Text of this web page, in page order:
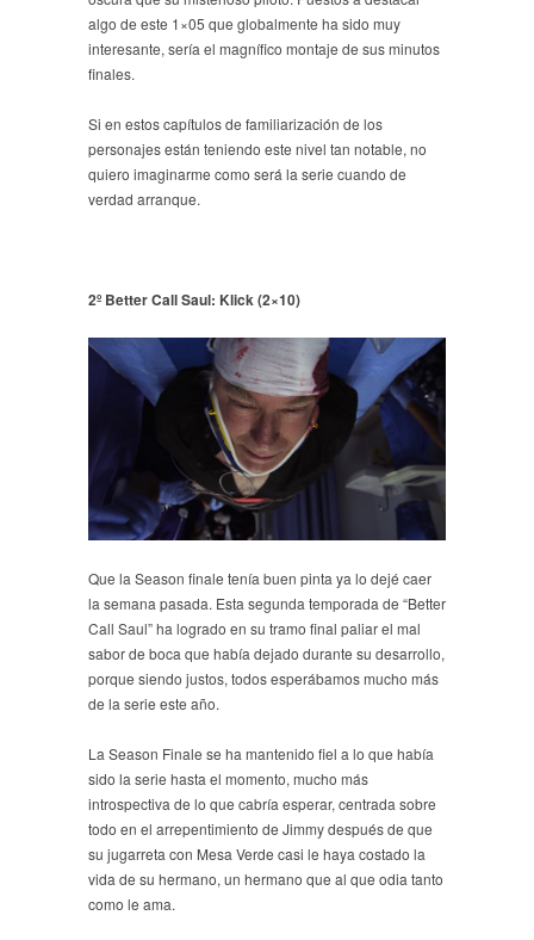
algo de este 1×05 que globalmente ha sido muy
interesante, sería el magnífico montaje de sus minutos
finales.
Si en estos capítulos de familiarización de los
personajes están teniendo este nivel tan notable, no
quiero imaginarme como será la serie cuando de
verdad arranque.
2º Better Call Saul: Klick (2×10)
Que la Season finale tenía buen pinta ya lo dejé caer
la semana pasada. Esta segunda temporada de “Better
Call Saul” ha logrado en su tramo final paliar el mal
sabor de boca que había dejado durante su desarrollo,
porque siendo justos, todos esperábamos mucho más
de la serie este año.
La Season Finale se ha mantenido fiel a lo que había
sido la serie hasta el momento, mucho más
introspectiva de lo que cabría esperar, centrada sobre
todo en el arrepentimiento de Jimmy después de que
su jugarreta con Mesa Verde casi le haya costado la
vida de su hermano, un hermano que al que odia tanto
como le ama.